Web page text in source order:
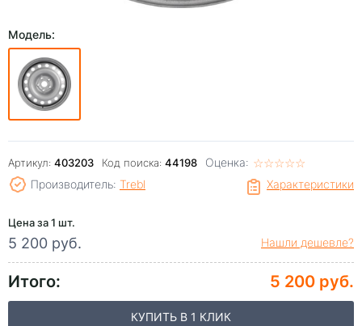
Модель:
Артикул: 403203 Код поиска: 44198 Оценка: ☆☆☆☆☆
★★★★★
Характеристики
Производитель: Trebl
Цена за 1 шт.
5 200 руб. Нашли дешевле?
Итого: 5 200 руб.
КУПИТЬ В 1 КЛИК